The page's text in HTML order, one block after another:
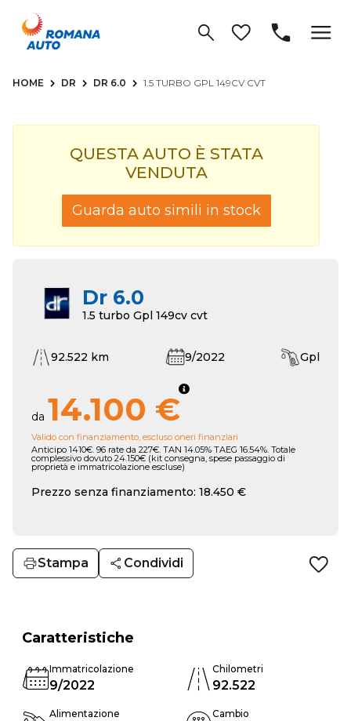
HOME DR DR 6.0 1.5 TURBO GPL 149CV CVT
QUESTA AUTO È STATA
VENDUTA
Guarda auto simili in stock
Dr 6.0
1.5 turbo Gpl 149cv cvt
92.522 km 9/2022 Gpl
da 14.100 €
Valido con finanziamento, escluso oneri finanziari
Anticipo 1410€. 96 rate da 227€. TAN 14.05% TAEG 16.54%. Totale
complessivo dovuto 24.150€ (kit consegna, spese passaggio di
proprietà e immatricolazione escluse)
Prezzo senza finanziamento: 18.450 €
Stampa Condividi
Caratteristiche
Immatricolazione
9/2022
Chilometri
92.522
Alimentazione Cambio